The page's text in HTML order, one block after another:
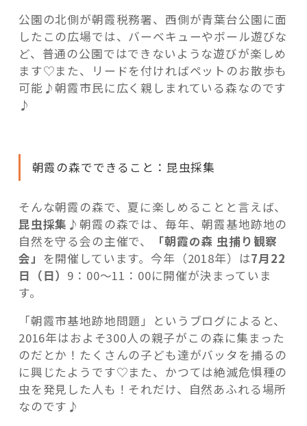
公園の北側が朝霞税務署、西側が青葉台公園に面
したこの広場では、バーベキューやボール遊びな
ど、普通の公園ではできないような遊びが楽しめ
ます♡また、リードを付ければペットのお散歩も
可能♪朝霞市民に広く親しまれている森なのです
♪
朝霞の森でできること：昆虫採集
そんな朝霞の森で、夏に楽しめることと言えば、
昆虫採集 ♪朝霞の森では、毎年、朝霞基地跡地の
自然を守る会の主催で、
「朝霞の森 虫捕り観察
会」 を開催しています。今年（2018年）は7月22
日（日） 9：00～11：00に開催が決まっていま
す。
「朝霞市基地跡地問題」というブログによると、
2016年はおよそ300人の親子がこの森に集まった
のだとか！たくさんの子ども達がバッタを捕るの
に興じたようです♡また、かつては絶滅危惧種の
虫を発見した人も！それだけ、自然あふれる場所
なのです♪